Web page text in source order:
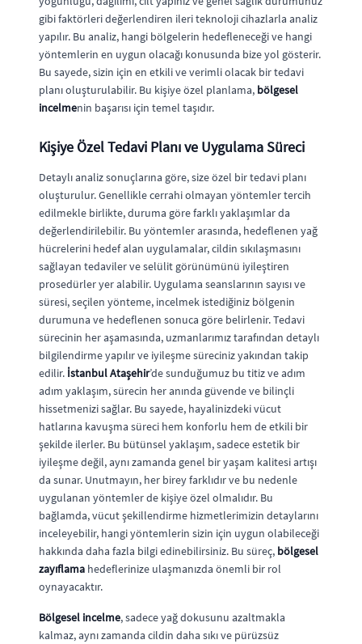
gibi faktörleri değerlendiren ileri teknoloji cihazlarla analiz
yapılır. Bu analiz, hangi bölgelerin hedefleneceği ve hangi
yöntemlerin en uygun olacağı konusunda bize yol gösterir.
Bu sayede, sizin için en etkili ve verimli olacak bir tedavi
planı oluşturulabilir. Bu kişiye özel planlama, bölgesel
incelmenin başarısı için temel taşıdır.
Kişiye Özel Tedavi Planı ve Uygulama Süreci
Detaylı analiz sonuçlarına göre, size özel bir tedavi planı
oluşturulur. Genellikle cerrahi olmayan yöntemler tercih
edilmekle birlikte, duruma göre farklı yaklaşımlar da
değerlendirilebilir. Bu yöntemler arasında, hedeflenen yağ
hücrelerini hedef alan uygulamalar, cildin sıkılaşmasını
sağlayan tedaviler ve selülit görünümünü iyileştiren
prosedürler yer alabilir. Uygulama seanslarının sayısı ve
süresi, seçilen yönteme, incelmek istediğiniz bölgenin
durumuna ve hedeflenen sonuca göre belirlenir. Tedavi
sürecinin her aşamasında, uzmanlarımız tarafından detaylı
bilgilendirme yapılır ve iyileşme süreciniz yakından takip
edilir. İstanbul Ataşehir’de sunduğumuz bu titiz ve adım
adım yaklaşım, sürecin her anında güvende ve bilinçli
hissetmenizi sağlar. Bu sayede, hayalinizdeki vücut
hatlarına kavuşma süreci hem konforlu hem de etkili bir
şekilde ilerler. Bu bütünsel yaklaşım, sadece estetik bir
iyileşme değil, aynı zamanda genel bir yaşam kalitesi artışı
da sunar. Unutmayın, her birey farklıdır ve bu nedenle
uygulanan yöntemler de kişiye özel olmalıdır. Bu
bağlamda, vücut şekillendirme hizmetlerimizin detaylarını
inceleyebilir, hangi yöntemlerin sizin için uygun olabileceği
hakkında daha fazla bilgi edinebilirsiniz. Bu süreç, bölgesel
zayıflama hedeflerinize ulaşmanızda önemli bir rol
oynayacaktır.
Bölgesel incelme, sadece yağ dokusunu azaltmakla
kalmaz, aynı zamanda cildin daha sıkı ve pürüzsüz